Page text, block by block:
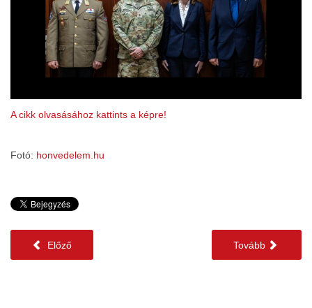
A cikk olvasásához kattints a képre!
Fotó: honvedelem.hu
Előző Tovább